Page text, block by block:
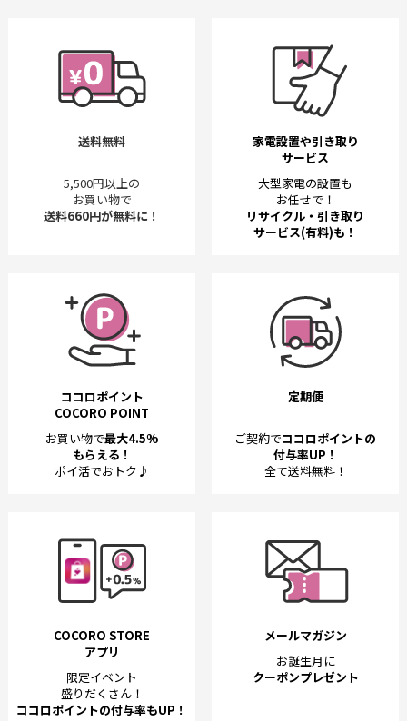
送料無料
5,500円以上の
お買い物で
送料660円が無料に！
家電設置や引き取り
サービス
大型家電の設置も
お任せで！
リサイクル・引き取り
サービス(有料)も！
ココロポイント
COCORO POINT
お買い物で最大4.5%
もらえる！
ポイ活でおトク♪
定期便
ご契約でココロポイントの
付与率UP！
全て送料無料！
COCORO STORE
アプリ
限定イベント
盛りだくさん！
ココロポイントの付与率もUP！
メールマガジン
お誕生月に
クーポンプレゼント